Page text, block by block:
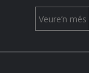
Veure’n més